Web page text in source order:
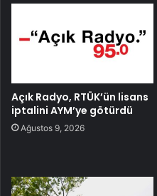
Açık Radyo, RTÜK’ün lisans
iptalini AYM’ye götürdü
Ağustos 9, 2026